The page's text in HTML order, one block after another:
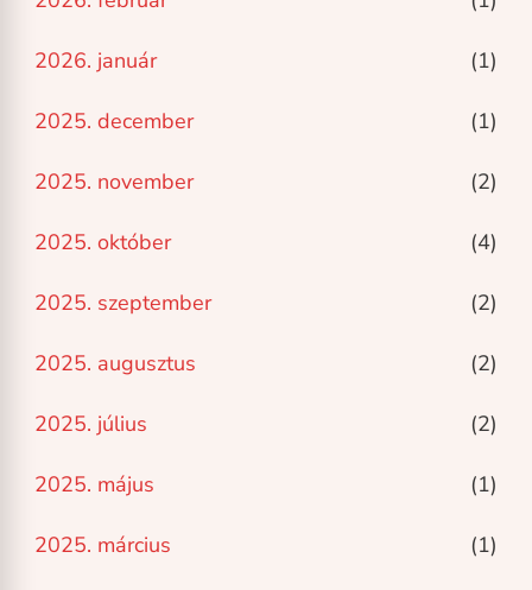
2026. január (1)
2025. december (1)
2025. november (2)
2025. október (4)
2025. szeptember (2)
2025. augusztus (2)
2025. július (2)
2025. május (1)
2025. március (1)